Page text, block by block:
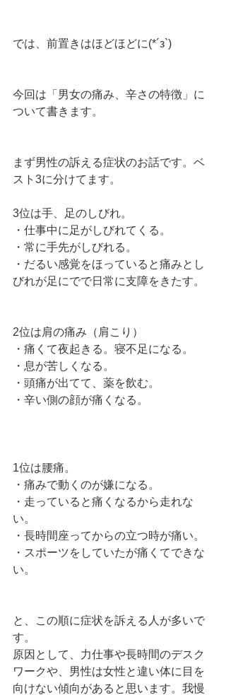
では、前置きはほどほどに(*´з`)
今回は「男女の痛み、辛さの特徴」に
ついて書きます。
まず男性の訴える症状のお話です。ベ
スト3に分けてます。
3位は手、足のしびれ。
・仕事中に足がしびれてくる。
・常に手先がしびれる。
・だるい感覚をほっていると痛みとし
びれが足にでで日常に支障をきたす。
2位は肩の痛み（肩こり）
・痛くて夜起きる。寝不足になる。
・息が苦しくなる。
・頭痛が出てて、薬を飲む。
・辛い側の顔が痛くなる。
1位は腰痛。
・痛みで動くのが嫌になる。
・走っていると痛くなるから走れな
い。
・長時間座ってからの立つ時が痛い。
・スポーツをしていたが痛くてできな
い。
と、この順に症状を訴える人が多いで
す。
原因として、力仕事や長時間のデスク
ワークや、男性は女性と違い体に目を
向けない傾向があると思います。我慢